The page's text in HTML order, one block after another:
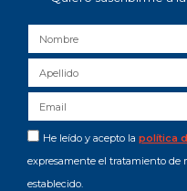
He leído y acepto la política
expresamente el tratamiento de
establecido.